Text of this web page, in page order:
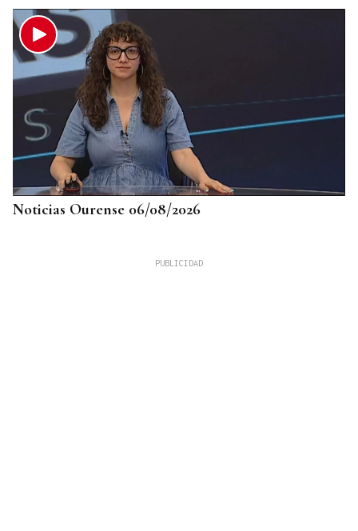
Noticias Ourense 06/08/2026